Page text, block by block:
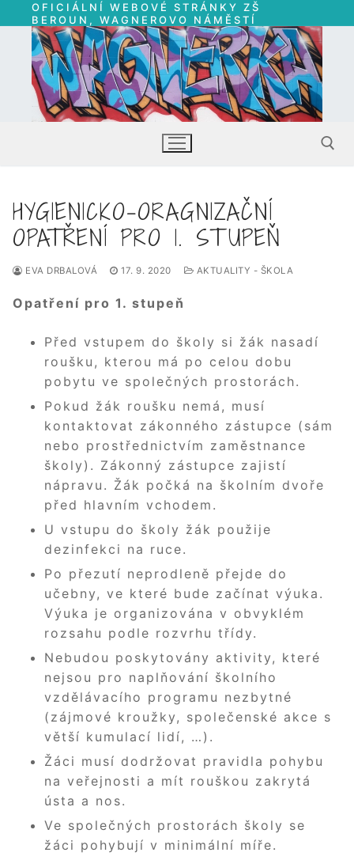
Přeskočit
na
obsah
OFICIÁLNÍ WEBOVÉ STRÁNKY ZŠ
BEROUN, WAGNEROVO NÁMĚSTÍ
Hledat:
HYGIENICKO-ORAGNIZAČNÍ
OPATŘENÍ PRO 1. STUPEŇ
EVA DRBALOVÁ 17. 9. 2020 AKTUALITY - ŠKOLA
Opatření pro 1. stupeň
Před vstupem do školy si žák nasadí
roušku, kterou má po celou dobu
pobytu ve společných prostorách.
Pokud žák roušku nemá, musí
kontaktovat zákonného zástupce (sám
nebo prostřednictvím zaměstnance
školy). Zákonný zástupce zajistí
nápravu. Žák počká na školním dvoře
před hlavním vchodem.
U vstupu do školy žák použije
dezinfekci na ruce.
Po přezutí neprodleně přejde do
učebny, ve které bude začínat výuka.
Výuka je organizována v obvyklém
rozsahu podle rozvrhu třídy.
Nebudou poskytovány aktivity, které
nejsou pro naplňování školního
vzdělávacího programu nezbytné
(zájmové kroužky, společenské akce s
větší kumulací lidí, …).
Žáci musí dodržovat pravidla pohybu
na veřejnosti a mít rouškou zakrytá
ústa a nos.
Ve společných prostorách školy se
žáci pohybují v minimální míře.